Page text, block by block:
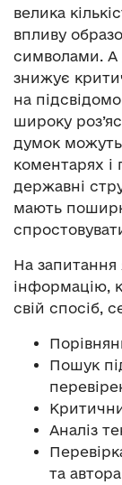
велика
впливу
символами. А
знижує
на
широку
думок можуть
коментарях і
державні
мають
На запитання
інформацію,
свій спосіб,
Пошук
Аналіз
та автора